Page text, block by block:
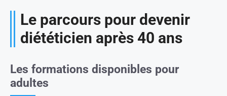
Le parcours pour devenir
diététicien après 40 ans
Les formations disponibles pour
adultes